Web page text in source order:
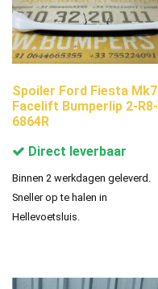
Spoiler Ford Fiesta Mk7
Facelift Bumperlip 2-R8-
6864R
Direct leverbaar
Binnen 2 werkdagen geleverd.
Sneller op te halen in
Hellevoetsluis.